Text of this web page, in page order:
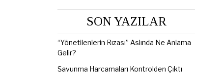
SON YAZILAR
“Yönetilenlerin Rızası” Aslında Ne Anlama
Gelir?
Savunma Harcamaları Kontrolden Çıktı